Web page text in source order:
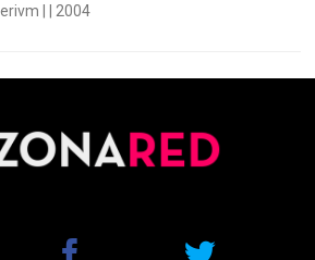
| | 2004